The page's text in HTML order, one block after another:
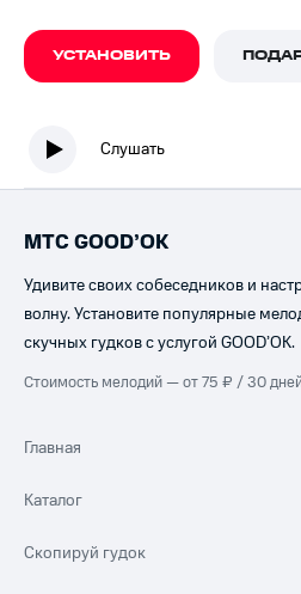
УСТАНОВИТЬ
Слушать
МТС GOOD’OK
Удивите своих собеседников и
волну. Установите популярные
скучных гудков с услугой GOOD’OK.
Стоимость мелодий — от 75 ₽ / 30
Главная
Каталог
Скопируй гудок